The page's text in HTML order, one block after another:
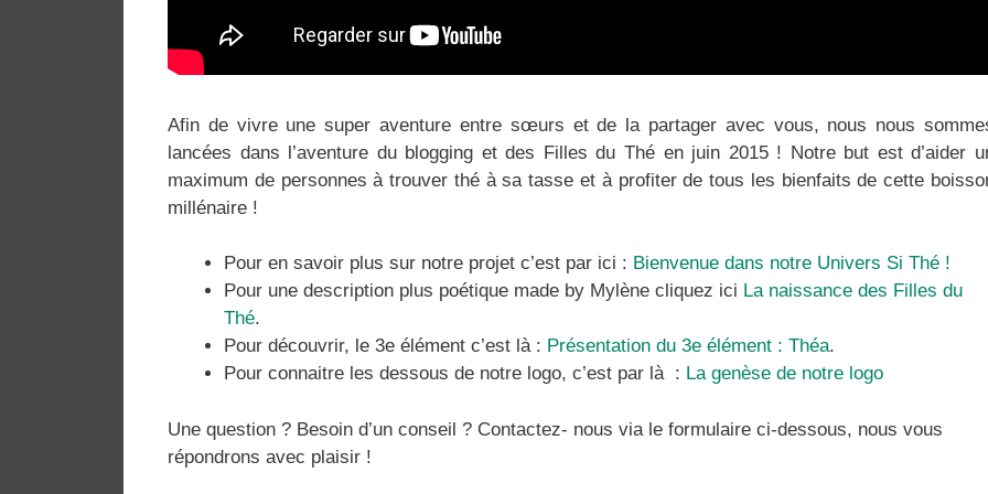
Afin de vivre une super aventure entre sœurs et de la partager avec vous, nous nous
lancées dans l’aventure du blogging et des Filles du Thé en juin 2015 ! Notre but est d’aider
maximum de personnes à trouver thé à sa tasse et à profiter de tous les bienfaits de cette
millénaire !
Pour en savoir plus sur notre projet c’est par ici : Bienvenue dans notre Univers Si Thé !
Pour une description plus poétique made by Mylène cliquez ici La naissance des Filles du
Thé.
Pour découvrir, le 3e élément c’est là : Présentation du 3e élément : Théa.
Pour connaitre les dessous de notre logo, c’est par là : La genèse de notre logo
Une question ? Besoin d’un conseil ? Contactez- nous via le formulaire ci-dessous, nous vous
répondrons avec plaisir !